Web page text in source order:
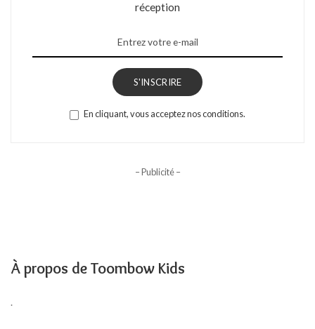
réception
S'INSCRIRE
En cliquant, vous acceptez nos conditions.
– Publicité –
À propos de Toombow Kids
.